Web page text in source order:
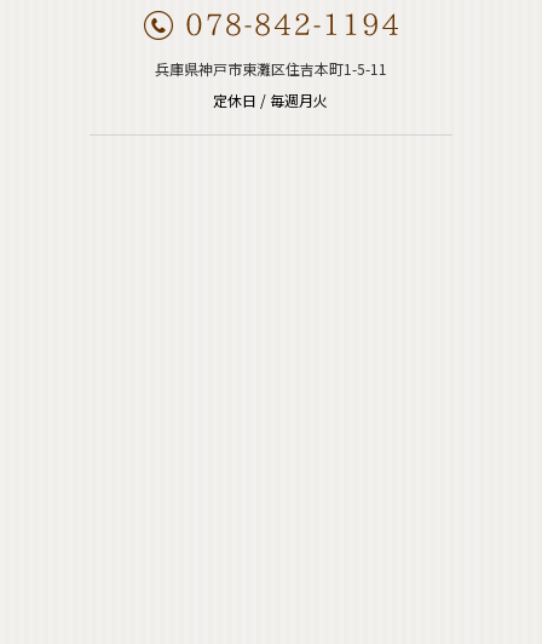
兵庫県神戸市東灘区住吉本町1-5-11
定休日 / 毎週月火